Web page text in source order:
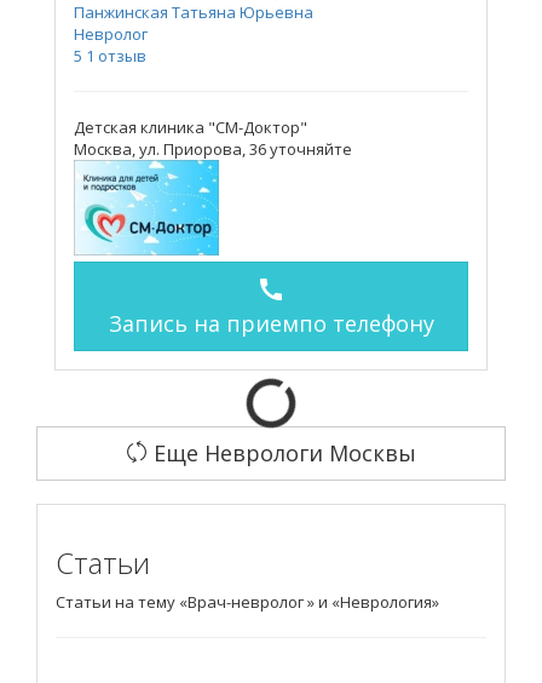
Панжинская Татьяна Юрьевна
Невролог
5 1 отзыв
Детская клиника "СМ-Доктор"
Москва, ул. Приорова, 36уточняйте
call
Запись на приемпо телефону
Еще Неврологи Москвы
Статьи
Статьи на тему «Врач-невролог » и «Неврология»